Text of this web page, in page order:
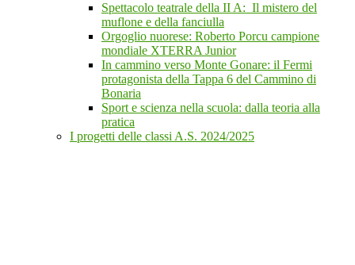
Spettacolo teatrale della II A: Il mistero del
muflone e della fanciulla
Orgoglio nuorese: Roberto Porcu campione
mondiale XTERRA Junior
In cammino verso Monte Gonare: il Fermi
protagonista della Tappa 6 del Cammino di
Bonaria
Sport e scienza nella scuola: dalla teoria alla
pratica
I progetti delle classi A.S. 2024/2025